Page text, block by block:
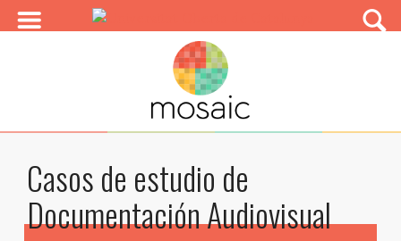
Casos de estudio de
Documentación Audiovisual